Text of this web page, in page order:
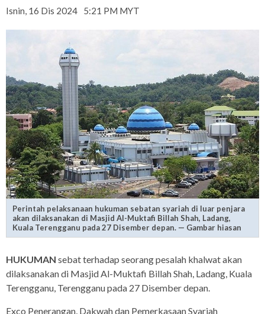
Isnin, 16 Dis 2024 5:21 PM MYT
Perintah pelaksanaan hukuman sebatan syariah di luar penjara
akan dilaksanakan di Masjid Al-Muktafi Billah Shah, Ladang,
Kuala Terengganu pada 27 Disember depan. — Gambar hiasan
HUKUMAN sebat terhadap seorang pesalah khalwat akan
dilaksanakan di Masjid Al-Muktafi Billah Shah, Ladang, Kuala
Terengganu, Terengganu pada 27 Disember depan.
Exco Penerangan, Dakwah dan Pemerkasaan Syariah